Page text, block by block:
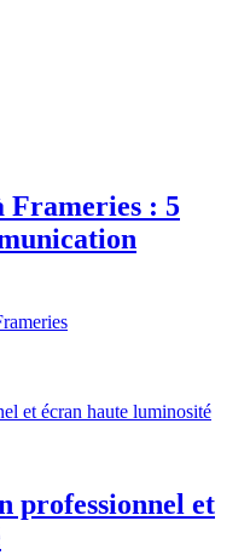
Frameries : 5
professionnel et